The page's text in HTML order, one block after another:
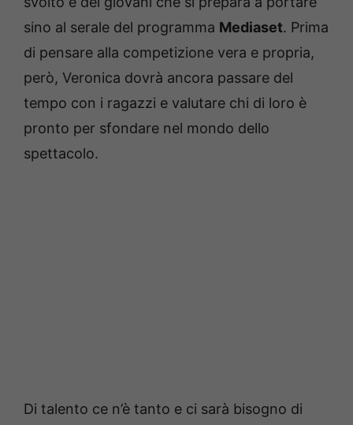
sino al serale del programma Mediaset. Prima
di pensare alla competizione vera e propria,
però, Veronica dovrà ancora passare del
tempo con i ragazzi e valutare chi di loro è
pronto per sfondare nel mondo dello
spettacolo.
Di talento ce n’è tanto e ci sarà bisogno di